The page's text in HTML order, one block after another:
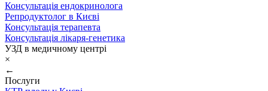
Консультація ендокринолога
Репродуктолог в Києві
Консультація терапевта
Консультація лікаря-генетика
УЗД в медичному центрі
×
←
Послуги